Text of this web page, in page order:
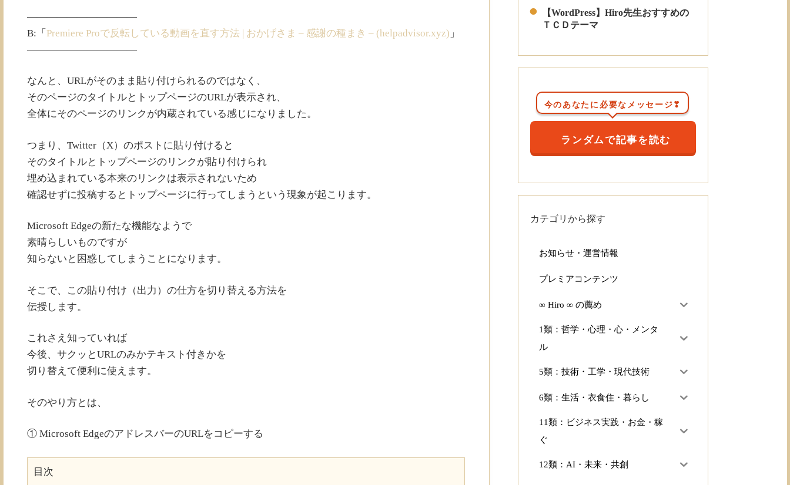
———————————
B:「 Premiere Proで反転している動画を直す方法 | おかげさま – 感謝の種まき – (helpadvisor.xyz) 」
———————————
なんと、URLがそのまま貼り付けられるのではなく、
そのページのタイトルとトップページのURLが表示され、
全体にそのページのリンクが内蔵されている感じになりました。
つまり、Twitter（X）のポストに貼り付けると
そのタイトルとトップページのリンクが貼り付けられ
埋め込まれている本来のリンクは表示されないため
確認せずに投稿するとトップページに行ってしまうという現象が起こります。
Microsoft Edgeの新たな機能なようで
素晴らしいものですが
知らないと困惑してしまうことになります。
そこで、この貼り付け（出力）の仕方を切り替える方法を
伝授します。
これさえ知っていれば
今後、サクッとURLのみかテキスト付きかを
切り替えて便利に使えます。
そのやり方とは、
① Microsoft EdgeのアドレスバーのURLをコピーする
目次
【WordPress】Hiro先生おすすめの
ＴＣＤテーマ
今のあなたに必要なメッセージ❣
ランダムで記事を読む
カテゴリから探す
お知らせ・運営情報
プレミアコンテンツ
∞ Hiro ∞ の薦め
1類：哲学・心理・心・メンタ
ル
5類：技術・工学・現代技術
6類：生活・衣食住・暮らし
11類：ビジネス実践・お金・稼
ぐ
12類：AI・未来・共創